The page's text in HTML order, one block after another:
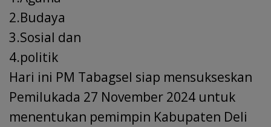
2.Budaya
3.Sosial dan
4.politik
Hari ini PM Tabagsel siap mensukseskan
Pemilukada 27 November 2024 untuk
menentukan pemimpin Kabupaten Deli